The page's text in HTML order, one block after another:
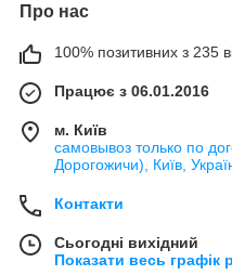
Про нас
100% позитивних з 235
Працює з 06.01.2016
м. Київ
самовывоз только по
Дорогожичи), Київ,
Контакти
Сьогодні вихідний
Показати весь графік